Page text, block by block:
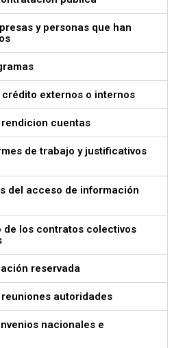
y personas que han
crédito externos o internos
cuentas
de trabajo y justificativos
del acceso de información
de los contratos colectivos
reservada
autoridades
nacionales e